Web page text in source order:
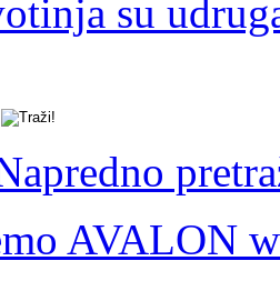
su
AVALON